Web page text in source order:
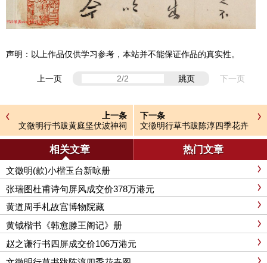
声明：以上作品仅供学习参考，本站并不能保证作品的真实性。
上一页 跳页 下一页
上一条
文徵明行书跋黄庭坚伏波神祠
诗卷
下一条
文徵明行草书跋陈淳四季花卉
图
相关文章 热门文章
文徵明(款)小楷玉台新咏册
张瑞图杜甫诗句屏风成交价378万港元
黄道周手札故宫博物院藏
黄钺楷书《韩愈滕王阁记》册
赵之谦行书四屏成交价106万港元